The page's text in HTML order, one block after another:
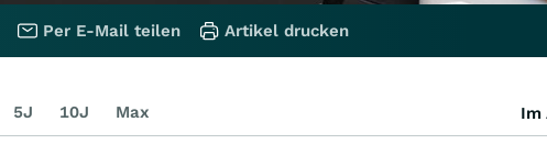
Per E-Mail teilen Artikel drucken
5J 10J Max Im